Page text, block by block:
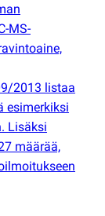
MS-
2013 listaa
esimerkiksi
Lisäksi
määrää,